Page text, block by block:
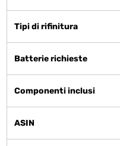
Tipi di rifinitura
Batterie richieste
Componenti inclusi
ASIN